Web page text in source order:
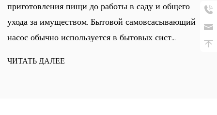
приготовления пищи до работы в саду и общего
ухода за имуществом. Бытовой самовсасывающий
насос обычно используется в бытовых сист...
ЧИТАТЬ ДАЛЕЕ